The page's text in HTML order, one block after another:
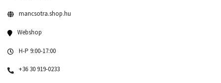
mancsotra.shop.hu
Webshop
H-P 9:00-17:00
+36 30 919-0233